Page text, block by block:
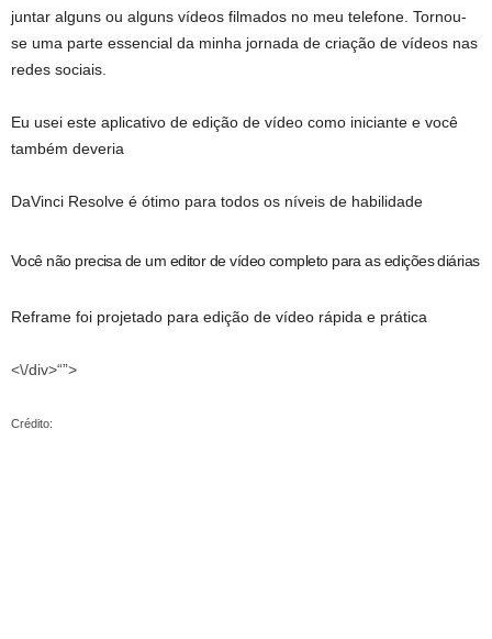
juntar alguns ou alguns vídeos filmados no meu telefone. Tornou-
se uma parte essencial da minha jornada de criação de vídeos nas
redes sociais.
Eu usei este aplicativo de edição de vídeo como iniciante e você
também deveria
DaVinci Resolve é ótimo para todos os níveis de habilidade
Você não precisa de um editor de vídeo completo para as edições diárias
Reframe foi projetado para edição de vídeo rápida e prática
<\/div>“”>
Crédito: